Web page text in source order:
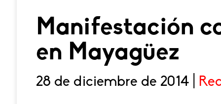
Manifestación
en Mayagüez
28 de diciembre de 2014 |